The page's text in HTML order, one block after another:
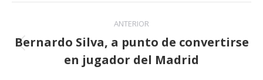
Navegación
entre
publicaciones
ANTERIOR
Publicación
anterior:
Bernardo Silva, a punto de convertirse
en jugador del Madrid